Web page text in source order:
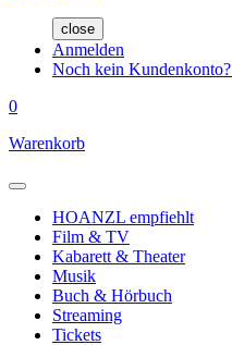
close
Anmelden
Noch kein Kundenkonto?
0
Warenkorb
HOANZL empfiehlt
Film & TV
Kabarett & Theater
Musik
Buch & Hörbuch
Streaming
Tickets